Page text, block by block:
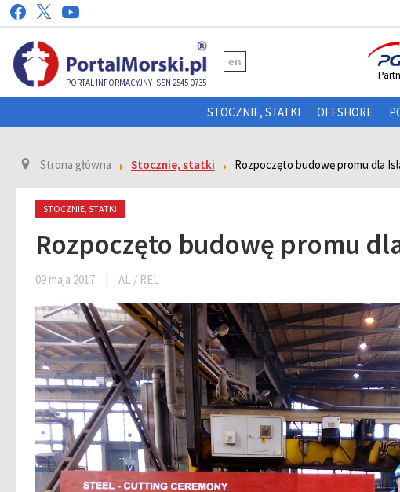
PORTAL INFORMACYJNY ISSN 2545-0735
en
STOCZNIE, STATKI OFFSHORE
Strona główna Stocznie, statki Rozpoczęto budowę promu dla
STOCZNIE, STATKI
Rozpoczęto budowę promu
09 maja 2017 | AL / REL